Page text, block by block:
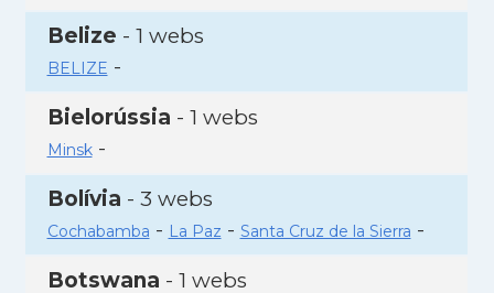
Belize - 1 webs
BELIZE -
Bielorússia - 1 webs
Minsk-
Bolívia - 3 webs
Cochabamba - La Paz - Santa Cruz de la Sierra -
Botswana - 1 webs